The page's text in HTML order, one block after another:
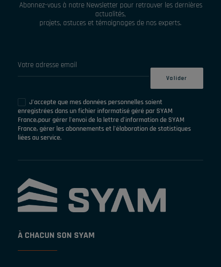
Abonnez-vous à notre Newsletter pour retrouver les dernières
actualités,
projets, astuces et témoignages de nos experts.
J'accepte que mes données personnelles soient
enregistrées dans un fichier informatisé géré par SYAM
France,pour gérer l'envoi de la lettre d'information de SYAM
France, gérer les abonnements et l'élaboration de statistiques
liées au service.
À CHACUN SON SYAM